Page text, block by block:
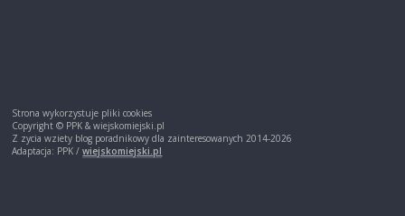
Strona wykorzystuje pliki cookies
Copyright © PPK & wiejskomiejski.pl
Z zycia wziety blog poradnikowy dla zainteresowanych 2014-2026
Adaptacja: PPK /wiejskomiejski.pl